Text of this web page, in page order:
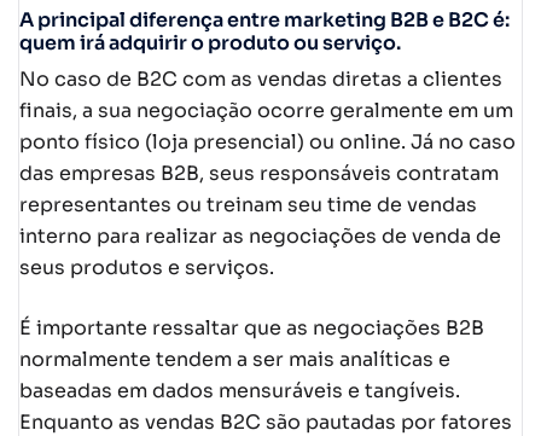
A principal diferença entre marketing B2B e B2C é:
quem irá adquirir o produto ou serviço.
No caso de B2C com as vendas diretas a clientes
finais, a sua negociação ocorre geralmente em um
ponto físico (loja presencial) ou online. Já no caso
das empresas B2B, seus responsáveis contratam
representantes ou treinam seu time de vendas
interno para realizar as negociações de venda de
seus produtos e serviços.
É importante ressaltar que as negociações B2B
normalmente tendem a ser mais analíticas e
baseadas em dados mensuráveis e tangíveis.
Enquanto as vendas B2C são pautadas por fatores